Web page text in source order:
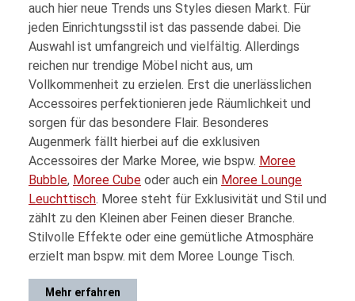
auch hier neue Trends uns Styles diesen Markt. Für
jeden Einrichtungsstil ist das passende dabei. Die
Auswahl ist umfangreich und vielfältig. Allerdings
reichen nur trendige Möbel nicht aus, um
Vollkommenheit zu erzielen. Erst die unerlässlichen
Accessoires perfektionieren jede Räumlichkeit und
sorgen für das besondere Flair. Besonderes
Augenmerk fällt hierbei auf die exklusiven
Accessoires der Marke Moree, wie bspw. Moree
Bubble, Moree Cube oder auch ein Moree Lounge
Leuchttisch. Moree steht für Exklusivität und Stil und
zählt zu den Kleinen aber Feinen dieser Branche.
Stilvolle Effekte oder eine gemütliche Atmosphäre
erzielt man bspw. mit dem Moree Lounge Tisch.
Mehr erfahren